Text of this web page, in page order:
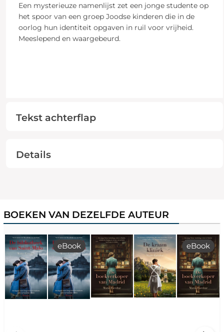
Een mysterieuze namenlijst zet een jonge studente op
het spoor van een groep Joodse kinderen die in de
oorlog hun identiteit opgaven in ruil voor vrijheid.
Meeslepend en waargebeurd.
Tekst achterflap
Details
BOEKEN VAN DEZELFDE AUTEUR
eBook eBook